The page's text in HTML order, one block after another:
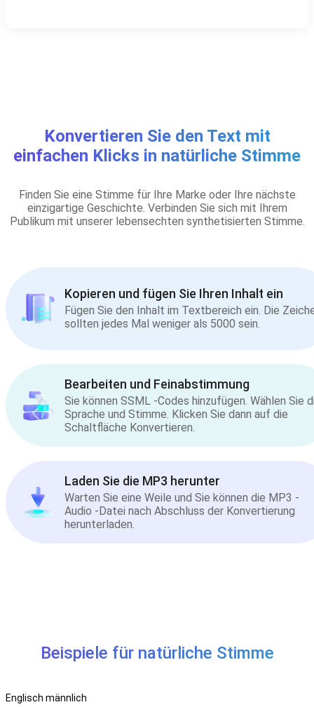
Konvertieren Sie den Text mit
einfachen Klicks in natürliche Stimme
Finden Sie eine Stimme für Ihre Marke oder Ihre nächste
einzigartige Geschichte. Verbinden Sie sich mit Ihrem
Publikum mit unserer lebensechten synthetisierten Stimme.
Kopieren und fügen Sie Ihren Inhalt ein
Fügen Sie den Inhalt im Textbereich ein. Die
sollten jedes Mal weniger als 5000 sein.
Bearbeiten und Feinabstimmung
Sie können SSML -Codes hinzufügen. Wählen Sie
Sprache und Stimme. Klicken Sie dann auf die
Schaltfläche Konvertieren.
Laden Sie die MP3 herunter
Warten Sie eine Weile und Sie können die MP3 -
Audio -Datei nach Abschluss der Konvertierung
herunterladen.
Beispiele für natürliche Stimme
Englisch männlich